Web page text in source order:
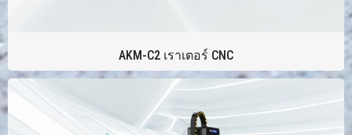
AKM-C2 เราเตอร์ CNC